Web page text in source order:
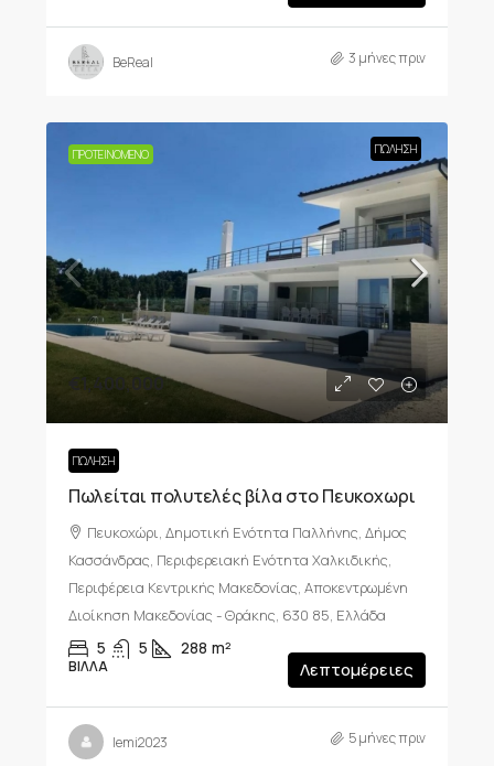
BeReal 3 μήνες πριν
ΠΡΟΤΕΙΝΌΜΕΝΟ ΠΏΛΗΣΗ
€1,400,000
ΠΏΛΗΣΗ
Πωλείται πολυτελές βίλα στο Πευκοχωρι
Πευκοχώρι, Δημοτική Ενότητα Παλλήνης, Δήμος
Κασσάνδρας, Περιφερειακή Ενότητα Χαλκιδικής,
Περιφέρεια Κεντρικής Μακεδονίας, Αποκεντρωμένη
Διοίκηση Μακεδονίας - Θράκης, 630 85, Ελλάδα
5 5 288 m²
ΒΊΛΛΑ Λεπτομέρειες
lemi2023 5 μήνες πριν